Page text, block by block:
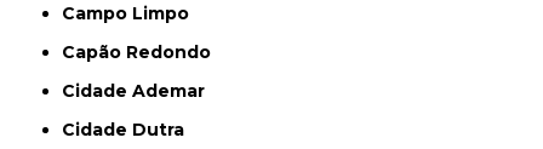
Campo Limpo
Capão Redondo
Cidade Ademar
Cidade Dutra